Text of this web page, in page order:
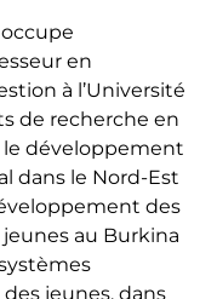
en
à l’Université
de recherche en
le développement
dans le Nord-Est
des
au Burkina
jeunes, dans